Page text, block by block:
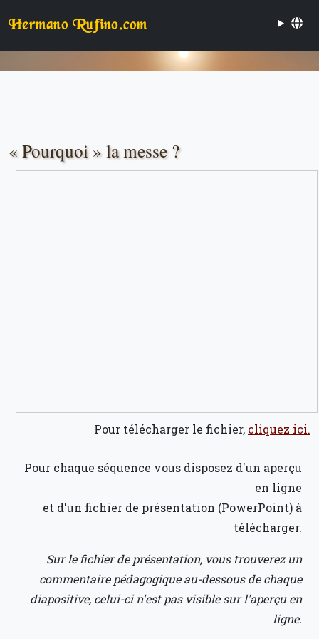
Hermano Rufino.com
« Pourquoi » la messe ?
Pour télécharger le fichier, cliquez ici.
Pour chaque séquence vous disposez d'un aperçu
en ligne
et d'un fichier de présentation (PowerPoint) à
télécharger.
Sur le fichier de présentation, vous trouverez un
commentaire pédagogique au-dessous de chaque
diapositive, celui-ci n'est pas visible sur l'aperçu en
ligne.